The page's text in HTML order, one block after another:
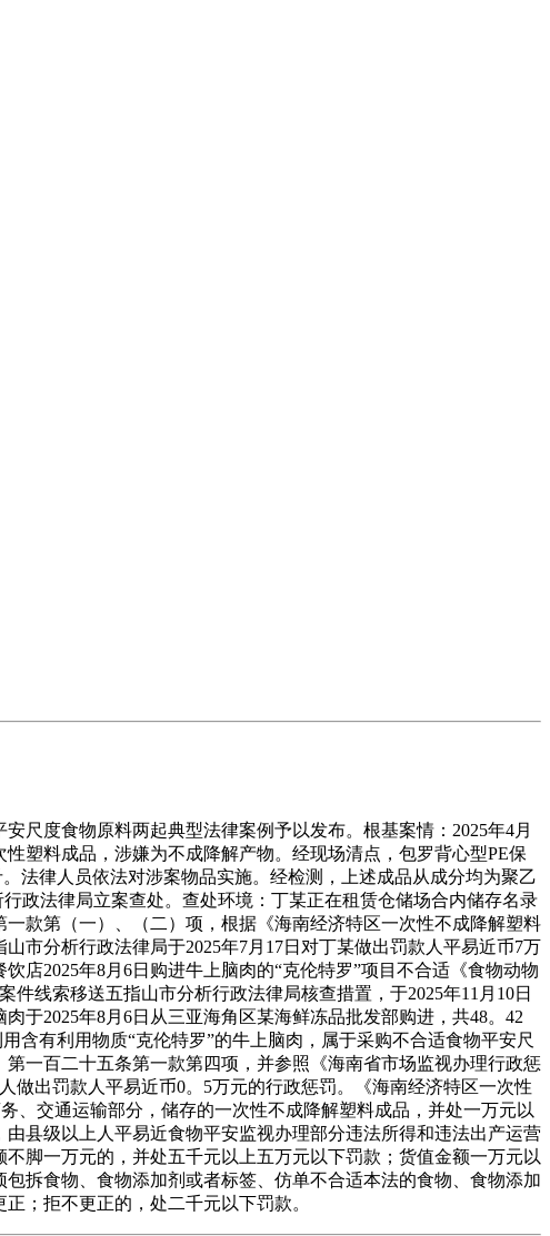
度食物原料两起典型法律案例予以发布。根基案情：2025年4月
塑料成品，涉嫌为不成降解产物。经现场清点，包罗背心型PE保
法律人员依法对涉案物品实施。经检测，上述成品从成分均为聚乙
政法律局立案查处。查处环境：丁某正在租赁仓储场合内储存名录
款第（一）、（二）项，根据《海南经济特区一次性不成降解塑料
市分析行政法律局于2025年7月17日对丁某做出罚款人平易近币7万
店2025年8月6日购进牛上脑肉的“克伦特罗”项目不合适《食物动物
线索移送五指山市分析行政法律局核查措置，于2025年11月10日
于2025年8月6日从三亚海角区某海鲜冻品批发部购进，共48。42
含有利用物质“克伦特罗”的牛上脑肉，属于采购不合适食物平安尺
一百二十五条第一款第四项，并参照《海南省市场监视办理行政惩
做出罚款人平易近币0。5万元的行政惩罚。《海南经济特区一次性
、交通运输部分，储存的一次性不成降解塑料成品，并处一万元以
县级以上人平易近食物平安监视办理部分违法所得和违法出产运营
脚一万元的，并处五千元以上五万元以下罚款；货值金额一万元以
拆食物、食物添加剂或者标签、仿单不合适本法的食物、食物添加
；拒不更正的，处二千元以下罚款。